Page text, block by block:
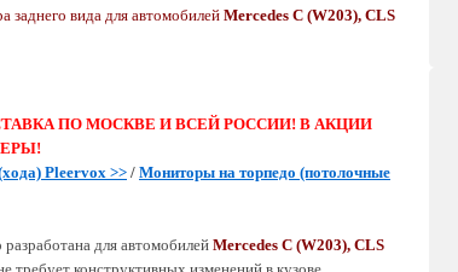
заднего вида для автомобилей Mercedes С (W203), CLS
ПО МОСКВЕ И ВСЕЙ РОССИИ! В АКЦИИ
Pleervox >> / Мониторы на торпедо (потолочные
разработана для автомобилей Mercedes С (W203), CLS